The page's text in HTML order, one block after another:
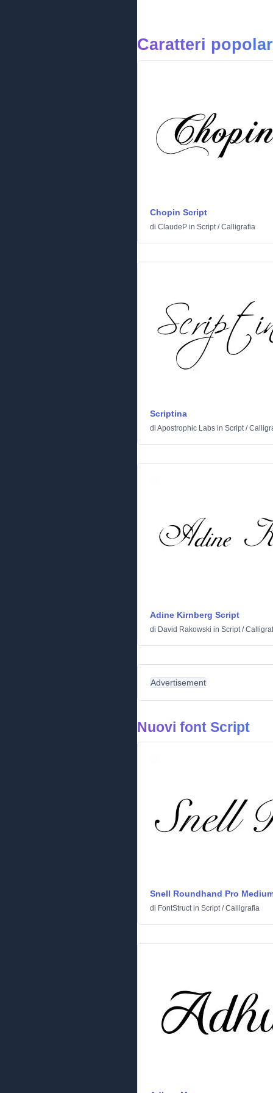
Caratteri
Chopin Script
di ClaudeP in Script/Calligrafia
Scriptina
di Apostrophic Labs in Script/
Adine Kirnberg Script
di David Rakowski in Script/
Advertisement
Nuovi font Script
Snell Roundhand Pro
di FontStructin Script/Calligrafia